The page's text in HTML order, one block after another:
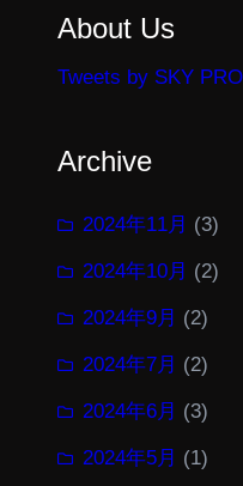
About Us
Tweets by SKY
Archive
2024年11月 (3)
2024年10月 (2)
2024年9月 (2)
2024年7月 (2)
2024年6月 (3)
2024年5月 (1)